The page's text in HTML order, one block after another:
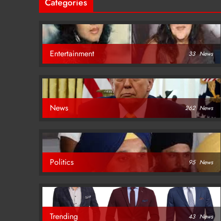
Categories
Entertainment 33 News
News 262 News
Politics 95 News
Trending 43 News